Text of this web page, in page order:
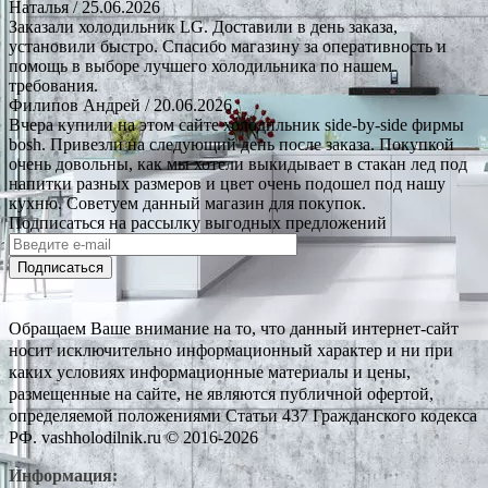
Наталья/ 25.06.2026
Заказали холодильник LG. Доставили в день заказа,
установили быстро. Спасибо магазину за оперативность и
помощь в выборе лучшего холодильника по нашем
требования.
Филипов Андрей / 20.06.2026
Вчера купили на этом сайте холодильник side-by-side фирмы
bosh. Привезли на следующий день после заказа. Покупкой
очень довольны, как мы хотели выкидывает в стакан лед под
напитки разных размеров и цвет очень подошел под нашу
кухню. Советуем данный магазин для покупок.
Подписаться на рассылку выгодных предложений
Подписаться
Обращаем Ваше внимание на то, что данный интернет-сайт
носит исключительно информационный характер и ни при
каких условиях информационные материалы и цены,
размещенные на сайте, не являются публичной офертой,
определяемой положениями Статьи 437 Гражданского кодекса
РФ. vashholodilnik.ru © 2016-2026
Информация: